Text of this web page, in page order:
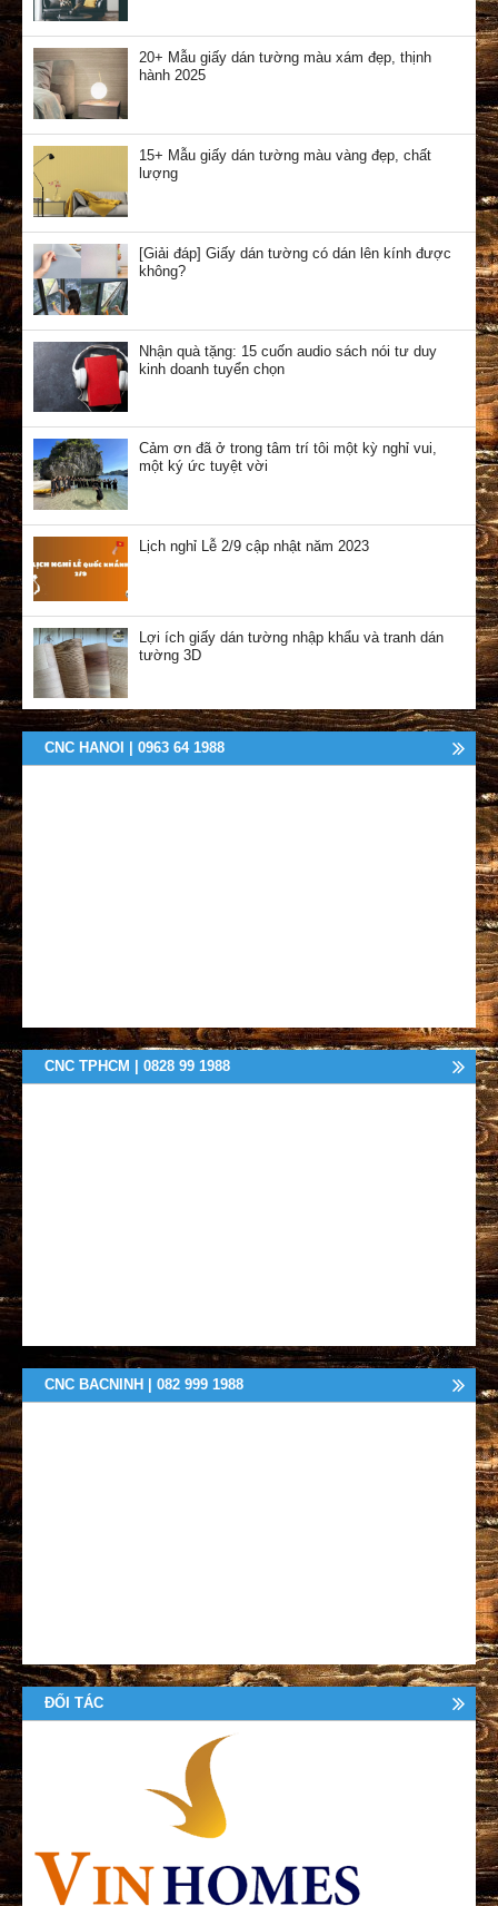
20+ Mẫu giấy dán tường màu xám đẹp, thịnh
hành 2025
15+ Mẫu giấy dán tường màu vàng đẹp, chất
lượng
[Giải đáp] Giấy dán tường có dán lên kính được
không?
Nhận quà tặng: 15 cuốn audio sách nói tư duy
kinh doanh tuyển chọn
Cảm ơn đã ở trong tâm trí tôi một kỳ nghỉ vui,
một ký ức tuyệt vời
Lịch nghỉ Lễ 2/9 cập nhật năm 2023
Lợi ích giấy dán tường nhập khẩu và tranh dán
tường 3D
CNC HANOI | 0963 64 1988
CNC TPHCM | 0828 99 1988
CNC BACNINH | 082 999 1988
ĐỐI TÁC